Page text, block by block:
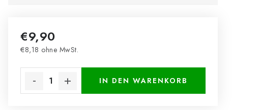
€9,90
€8,18 ohne MwSt.
IN DEN WARENKORB